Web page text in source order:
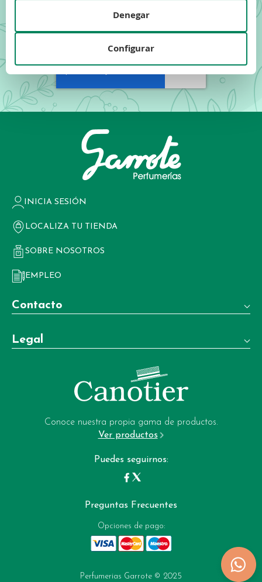
Configurar
Denegar
Our
He leído y acepto las condiciones de la
INICIA SESIÓN
LOCALIZA TU TIENDA
SOBRE NOSOTROS
EMPLEO
Contacto
Teléfono:
+34 981 22 97 83
+34 604 02 37 06
garrote-web@perfumeriagarrote.es
Legal
Términos y condiciones de venta
Política de privacidad
Conoce nuestra propia gama de productos.
Ver productos
Puedes seguirnos:
Preguntas Frecuentes
Opciones de pago:
Perfumerias Garrote © 2025